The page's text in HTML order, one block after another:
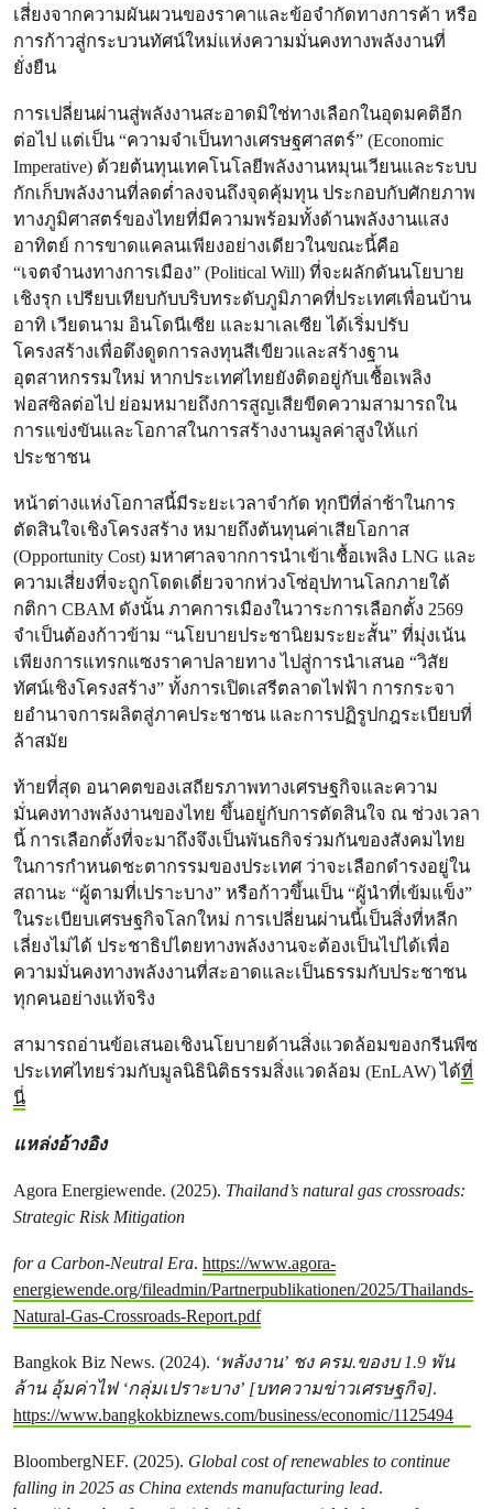
เสี่ยงจากความผันผวนของราคาและข้อจำกัดทางการค้า หรือ
การก้าวสู่กระบวนทัศน์ใหม่แห่งความมั่นคงทางพลังงานที่
ยั่งยืน
การเปลี่ยนผ่านสู่พลังงานสะอาดมิใช่ทางเลือกในอุดมคติอีก
ต่อไป แต่เป็น “ความจำเป็นทางเศรษฐศาสตร์” (Economic
Imperative) ด้วยต้นทุนเทคโนโลยีพลังงานหมุนเวียนและระบบ
กักเก็บพลังงานที่ลดต่ำลงจนถึงจุดคุ้มทุน ประกอบกับศักยภาพ
ทางภูมิศาสตร์ของไทยที่มีความพร้อมทั้งด้านพลังงานแสง
อาทิตย์ การขาดแคลนเพียงอย่างเดียวในขณะนี้คือ
“เจตจำนงทางการเมือง” (Political Will) ที่จะผลักดันนโยบาย
เชิงรุก เปรียบเทียบกับบริบทระดับภูมิภาคที่ประเทศเพื่อนบ้าน
อาทิ เวียดนาม อินโดนีเซีย และมาเลเซีย ได้เริ่มปรับ
โครงสร้างเพื่อดึงดูดการลงทุนสีเขียวและสร้างฐาน
อุตสาหกรรมใหม่ หากประเทศไทยยังติดอยู่กับเชื้อเพลิง
ฟอสซิลต่อไป ย่อมหมายถึงการสูญเสียขีดความสามารถใน
การแข่งขันและโอกาสในการสร้างงานมูลค่าสูงให้แก่
ประชาชน
หน้าต่างแห่งโอกาสนี้มีระยะเวลาจำกัด ทุกปีที่ล่าช้าในการ
ตัดสินใจเชิงโครงสร้าง หมายถึงต้นทุนค่าเสียโอกาส
(Opportunity Cost) มหาศาลจากการนำเข้าเชื้อเพลิง LNG และ
ความเสี่ยงที่จะถูกโดดเดี่ยวจากห่วงโซ่อุปทานโลกภายใต้
กติกา CBAM ดังนั้น ภาคการเมืองในวาระการเลือกตั้ง 2569
จำเป็นต้องก้าวข้าม “นโยบายประชานิยมระยะสั้น” ที่มุ่งเน้น
เพียงการแทรกแซงราคาปลายทาง ไปสู่การนำเสนอ “วิสัย
ทัศน์เชิงโครงสร้าง” ทั้งการเปิดเสรีตลาดไฟฟ้า การกระจา
ยอำนาจการผลิตสู่ภาคประชาชน และการปฏิรูปกฎระเบียบที่
ล้าสมัย
ท้ายที่สุด อนาคตของเสถียรภาพทางเศรษฐกิจและความ
มั่นคงทางพลังงานของไทย ขึ้นอยู่กับการตัดสินใจ ณ ช่วงเวลา
นี้ การเลือกตั้งที่จะมาถึงจึงเป็นพันธกิจร่วมกันของสังคมไทย
ในการกำหนดชะตากรรมของประเทศ ว่าจะเลือกดำรงอยู่ใน
สถานะ “ผู้ตามที่เปราะบาง” หรือก้าวขึ้นเป็น “ผู้นำที่เข้มแข็ง”
ในระเบียบเศรษฐกิจโลกใหม่ การเปลี่ยนผ่านนี้เป็นสิ่งที่หลีก
เลี่ยงไม่ได้ ประชาธิปไตยทางพลังงานจะต้องเป็นไปได้เพื่อ
ความมั่นคงทางพลังงานที่สะอาดและเป็นธรรมกับประชาชน
ทุกคนอย่างแท้จริง
สามารถอ่านข้อเสนอเชิงนโยบายด้านสิ่งแวดล้อมของกรีนพีซ
ประเทศไทยร่วมกับมูลนิธินิติธรรมสิ่งแวดล้อม (EnLAW) ได้ที่
นี่
แหล่งอ้างอิง
Agora Energiewende. (2025). Thailand’s natural gas crossroads:
Strategic Risk Mitigation
for a Carbon-Neutral Era. https://www.agora-
energiewende.org/fileadmin/Partnerpublikationen/2025/Thailands-
Natural-Gas-Crossroads-Report.pdf
Bangkok Biz News. (2024). ‘พลังงาน’ ชง ครม.ของบ 1.9 พัน
ล้าน อุ้มค่าไฟ ‘กลุ่มเปราะบาง’ [บทความข่าวเศรษฐกิจ].
https://www.bangkokbiznews.com/business/economic/1125494
BloombergNEF. (2025). Global cost of renewables to continue
falling in 2025 as China extends manufacturing lead.